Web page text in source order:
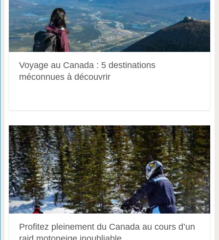
Voyage au Canada : 5 destinations
méconnues à découvrir
Profitez pleinement du Canada au cours d’un